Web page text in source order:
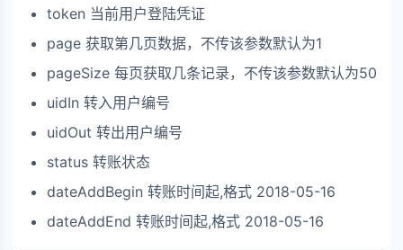
token 当前用户登陆凭证
page 获取第几页数据，不传该参数默认为1
pageSize 每页获取几条记录，不传该参数默认为50
uidIn 转入用户编号
uidOut 转出用户编号
status 转账状态
dateAddBegin 转账时间起,格式 2018-05-16
dateAddEnd 转账时间起,格式 2018-05-16